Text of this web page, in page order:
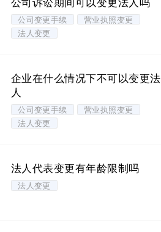
公司诉讼期间可以变更法人吗
公司变更手续
营业执照变更
法人变更
企业在什么情况下不可以变更法
人
公司变更手续
营业执照变更
法人变更
法人代表变更有年龄限制吗
法人变更